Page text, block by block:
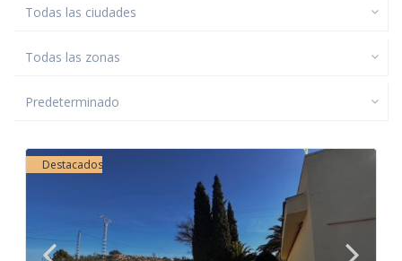
Todas las ciudades
Todas las zonas
Predeterminado
Destacados